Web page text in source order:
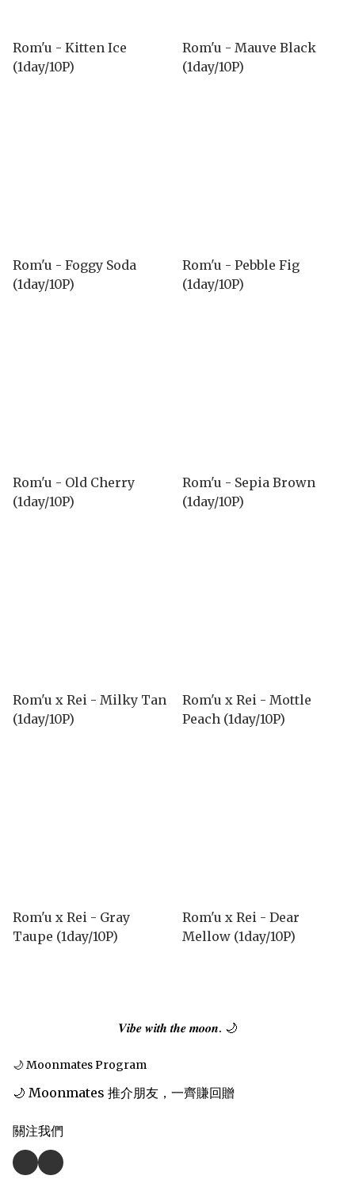
Rom'u - Kitten Ice
(1day/10P)
Rom'u - Mauve Black
(1day/10P)
Rom'u - Foggy Soda
(1day/10P)
Rom'u - Pebble Fig
(1day/10P)
Rom'u - Old Cherry
(1day/10P)
Rom'u - Sepia Brown
(1day/10P)
Rom'u x Rei - Milky Tan
(1day/10P)
Rom'u x Rei - Mottle
Peach (1day/10P)
Rom'u x Rei - Gray
Taupe (1day/10P)
Rom'u x Rei - Dear
Mellow (1day/10P)
𝑽𝒊𝒃𝒆 𝒘𝒊𝒕𝒉 𝒕𝒉𝒆 𝒎𝒐𝒐𝒏. 🌙
🌙 Moonmates Program
🌙 Moonmates 推介朋友，一齊賺回贈
關注我們